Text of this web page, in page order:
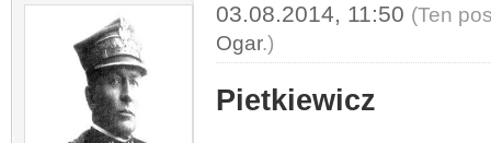
03.08.2014, 11:50 (Ten
Ogar.)
Pietkiewicz